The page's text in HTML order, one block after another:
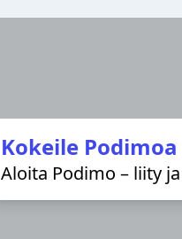
Kokeile
Aloita Podimo – liity